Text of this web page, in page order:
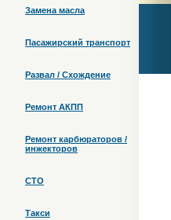
Замена масла
Пасажирский транспорт
Развал / Схождение
Ремонт АКПП
Ремонт карбюраторов /
инжекторов
СТО
Такси